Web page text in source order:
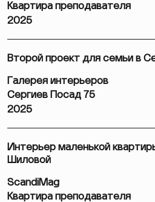
Квартира преподавателя
2025
Второй проект для семьи в
Галерея интерьеров
Сергиев Посад 75
2025
Интерьер маленькой
Шиловой
ScandiMag
Квартира преподавателя